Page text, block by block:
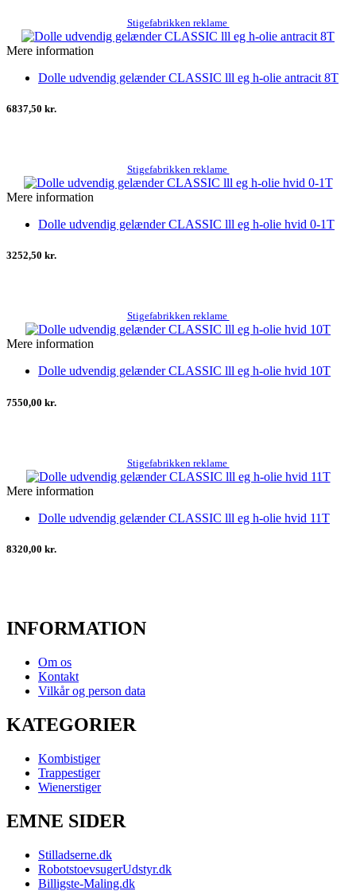
Stigefabrikken reklame
Mere information
Dolle udvendig gelænder CLASSIC lll eg h-olie antracit 8T
6837,50 kr.
Stigefabrikken reklame
Mere information
Dolle udvendig gelænder CLASSIC lll eg h-olie hvid 0-1T
3252,50 kr.
Stigefabrikken reklame
Mere information
Dolle udvendig gelænder CLASSIC lll eg h-olie hvid 10T
7550,00 kr.
Stigefabrikken reklame
Mere information
Dolle udvendig gelænder CLASSIC lll eg h-olie hvid 11T
8320,00 kr.
INFORMATION
Om os
Kontakt
Vilkår og person data
KATEGORIER
Kombistiger
Trappestiger
Wienerstiger
EMNE SIDER
Stilladserne.dk
RobotstoevsugerUdstyr.dk
Billigste-Maling.dk